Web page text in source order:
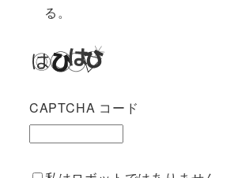
る。
CAPTCHA コード